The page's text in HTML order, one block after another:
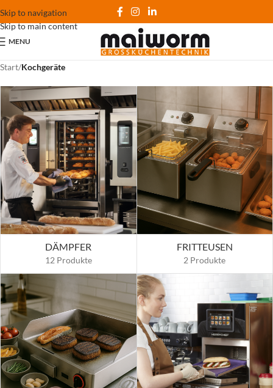
Skip to navigation
Skip to main content
MENU
Start/Kochgeräte
DÄMPFER
12 Produkte
FRITTEUSEN
2 Produkte